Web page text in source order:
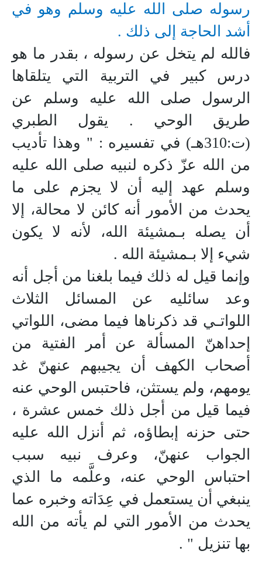
رسوله صلى الله عليه وسلم وهو في
أشد الحاجة إلى ذلك .
فالله لم يتخل عن رسوله ، بقدر ما هو
درس كبير في التربية التي يتلقاها
الرسول صلى الله عليه وسلم عن
طريق الوحي . يقول الطبري
(ت:310هـ) في تفسيره : " وهذا تأديب
من الله عزّ ذكره لنبيه صلى الله عليه
وسلم عهد إليه أن لا يجزم على ما
يحدث من الأمور أنه كائن لا محالة، إلا
أن يصله بـمشيئة الله، لأنه لا يكون
شيء إلا بـمشيئة الله .
وإنما قيل له ذلك فيما بلغنا من أجل أنه
وعد سائليه عن المسائل الثلاث
اللواتـي قد ذكرناها فيما مضى، اللواتي
إحداهنّ المسألة عن أمر الفتية من
أصحاب الكهف أن يجيبهم عنهنّ غد
يومهم، ولم يستثن، فاحتبس الوحي عنه
فيما قيل من أجل ذلك خمس عشرة ،
حتى حزنه إبطاؤه، ثم أنزل الله عليه
الجواب عنهنّ، وعرف نبيه سبب
احتباس الوحي عنه، وعلَّمه ما الذي
ينبغي أن يستعمل في عِدَاته وخبره عما
يحدث من الأمور التي لم يأته من الله
بها تنزيل " .